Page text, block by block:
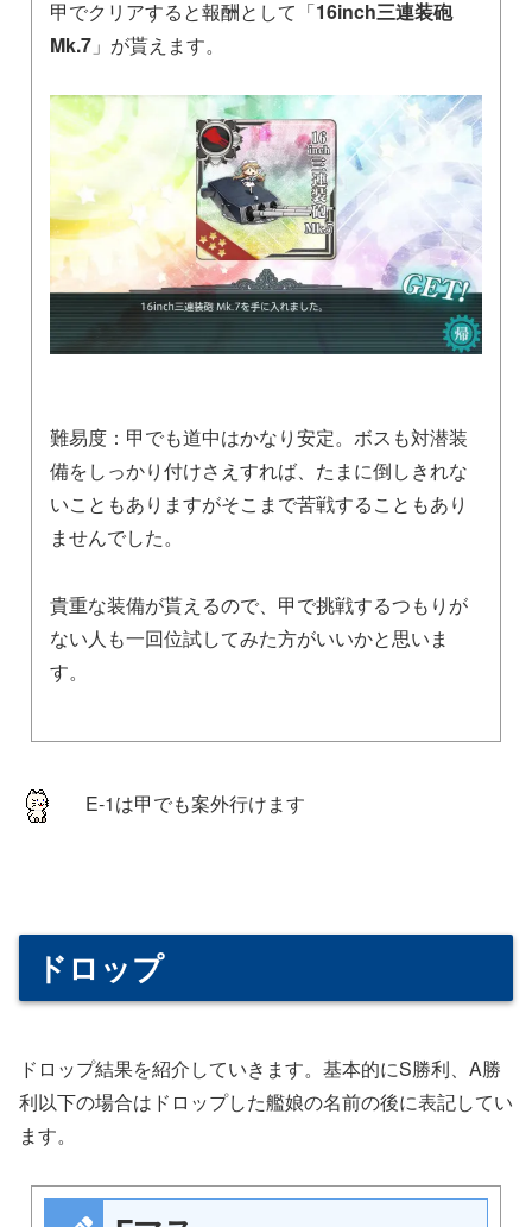
甲でクリアすると報酬として「16inch三連装砲
Mk.7 」が貰えます。
難易度：甲でも道中はかなり安定。ボスも対潜装
備をしっかり付けさえすれば、たまに倒しきれな
いこともありますがそこまで苦戦することもあり
ませんでした。
貴重な装備が貰えるので、甲で挑戦するつもりが
ない人も一回位試してみた方がいいかと思いま
す。
E-1は甲でも案外行けます
ドロップ
ドロップ結果を紹介していきます。基本的にS勝利、A勝
利以下の場合はドロップした艦娘の名前の後に表記してい
ます。